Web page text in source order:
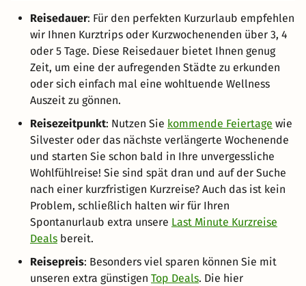
Reisedauer: Für den perfekten Kurzurlaub empfehlen
wir Ihnen Kurztrips oder Kurzwochenenden über 3, 4
oder 5 Tage. Diese Reisedauer bietet Ihnen genug
Zeit, um eine der aufregenden Städte zu erkunden
oder sich einfach mal eine wohltuende Wellness
Auszeit zu gönnen.
Reisezeitpunkt: Nutzen Sie kommende Feiertage wie
Silvester oder das nächste verlängerte Wochenende
und starten Sie schon bald in Ihre unvergessliche
Wohlfühlreise! Sie sind spät dran und auf der Suche
nach einer kurzfristigen Kurzreise? Auch das ist kein
Problem, schließlich halten wir für Ihren
Spontanurlaub extra unsere Last Minute Kurzreise
Deals bereit.
Reisepreis: Besonders viel sparen können Sie mit
unseren extra günstigen Top Deals. Die hier